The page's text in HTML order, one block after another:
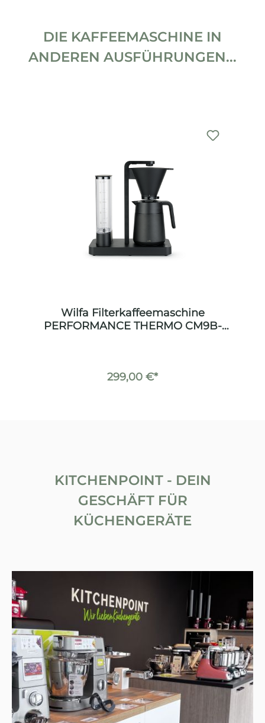
DIE KAFFEEMASCHINE IN
ANDEREN AUSFÜHRUNGEN...
Wilfa Filterkaffeemaschine
PERFORMANCE THERMO CM9B-
299,00 €*
KITCHENPOINT - DEIN
GESCHÄFT FÜR
KÜCHENGERÄTE